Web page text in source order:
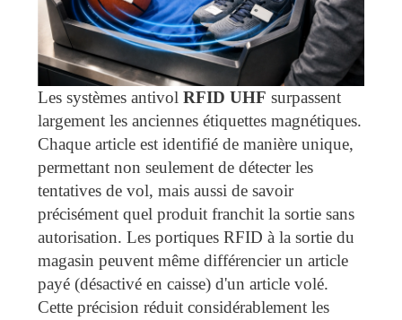
Les systèmes antivol RFID UHF surpassent
largement les anciennes étiquettes magnétiques.
Chaque article est identifié de manière unique,
permettant non seulement de détecter les
tentatives de vol, mais aussi de savoir
précisément quel produit franchit la sortie sans
autorisation. Les portiques RFID à la sortie du
magasin peuvent même différencier un article
payé (désactivé en caisse) d'un article volé.
Cette précision réduit considérablement les